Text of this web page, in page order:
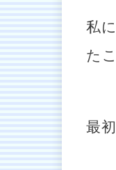
私
た
最